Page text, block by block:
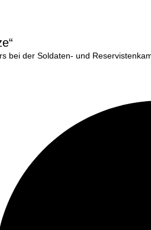
bei der Soldaten- und